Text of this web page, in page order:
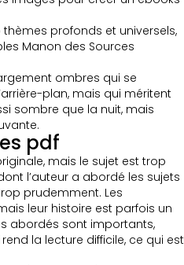
profonds et universels,
Manon des Sources
ombres qui se
plan, mais qui méritent
sombre que la nuit, mais
pdf
mais le sujet est trop
l’auteur a abordé les sujets
prudemment. Les
leur histoire est parfois un
abordés sont importants,
la lecture difficile, ce qui est